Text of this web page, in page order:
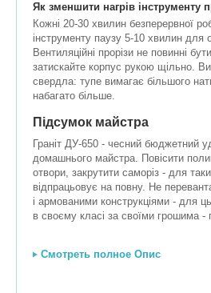
Як зменшити нагрів інструменту
Кожні 20-30 хвилин безперервної
інструменту паузу 5-10 хвилин для
Вентиляційні прорізи не повинні
затискайте корпус рукою щільно.
свердла: тупе вимагає більшого
набагато більше.
Підсумок майстра
Граніт ДУ-650 - чесний бюджетний
домашнього майстра. Повісити
отвори, закрутити саморіз - для
відпрацьовує на повну. Не
і армованими конструкціями - для
в своєму класі за своїми грошима -
Смотреть полное Опис